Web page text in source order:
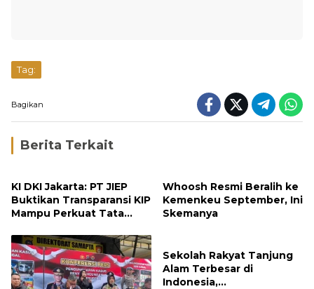
Tag:
Bagikan
Berita Terkait
KI DKI Jakarta: PT JIEP
Buktikan Transparansi KIP
Mampu Perkuat Tata
Whoosh Resmi Beralih ke
Kemenkeu September, Ini
Skemanya
Sekolah Rakyat Tanjung
Alam Terbesar di
Indonesia,